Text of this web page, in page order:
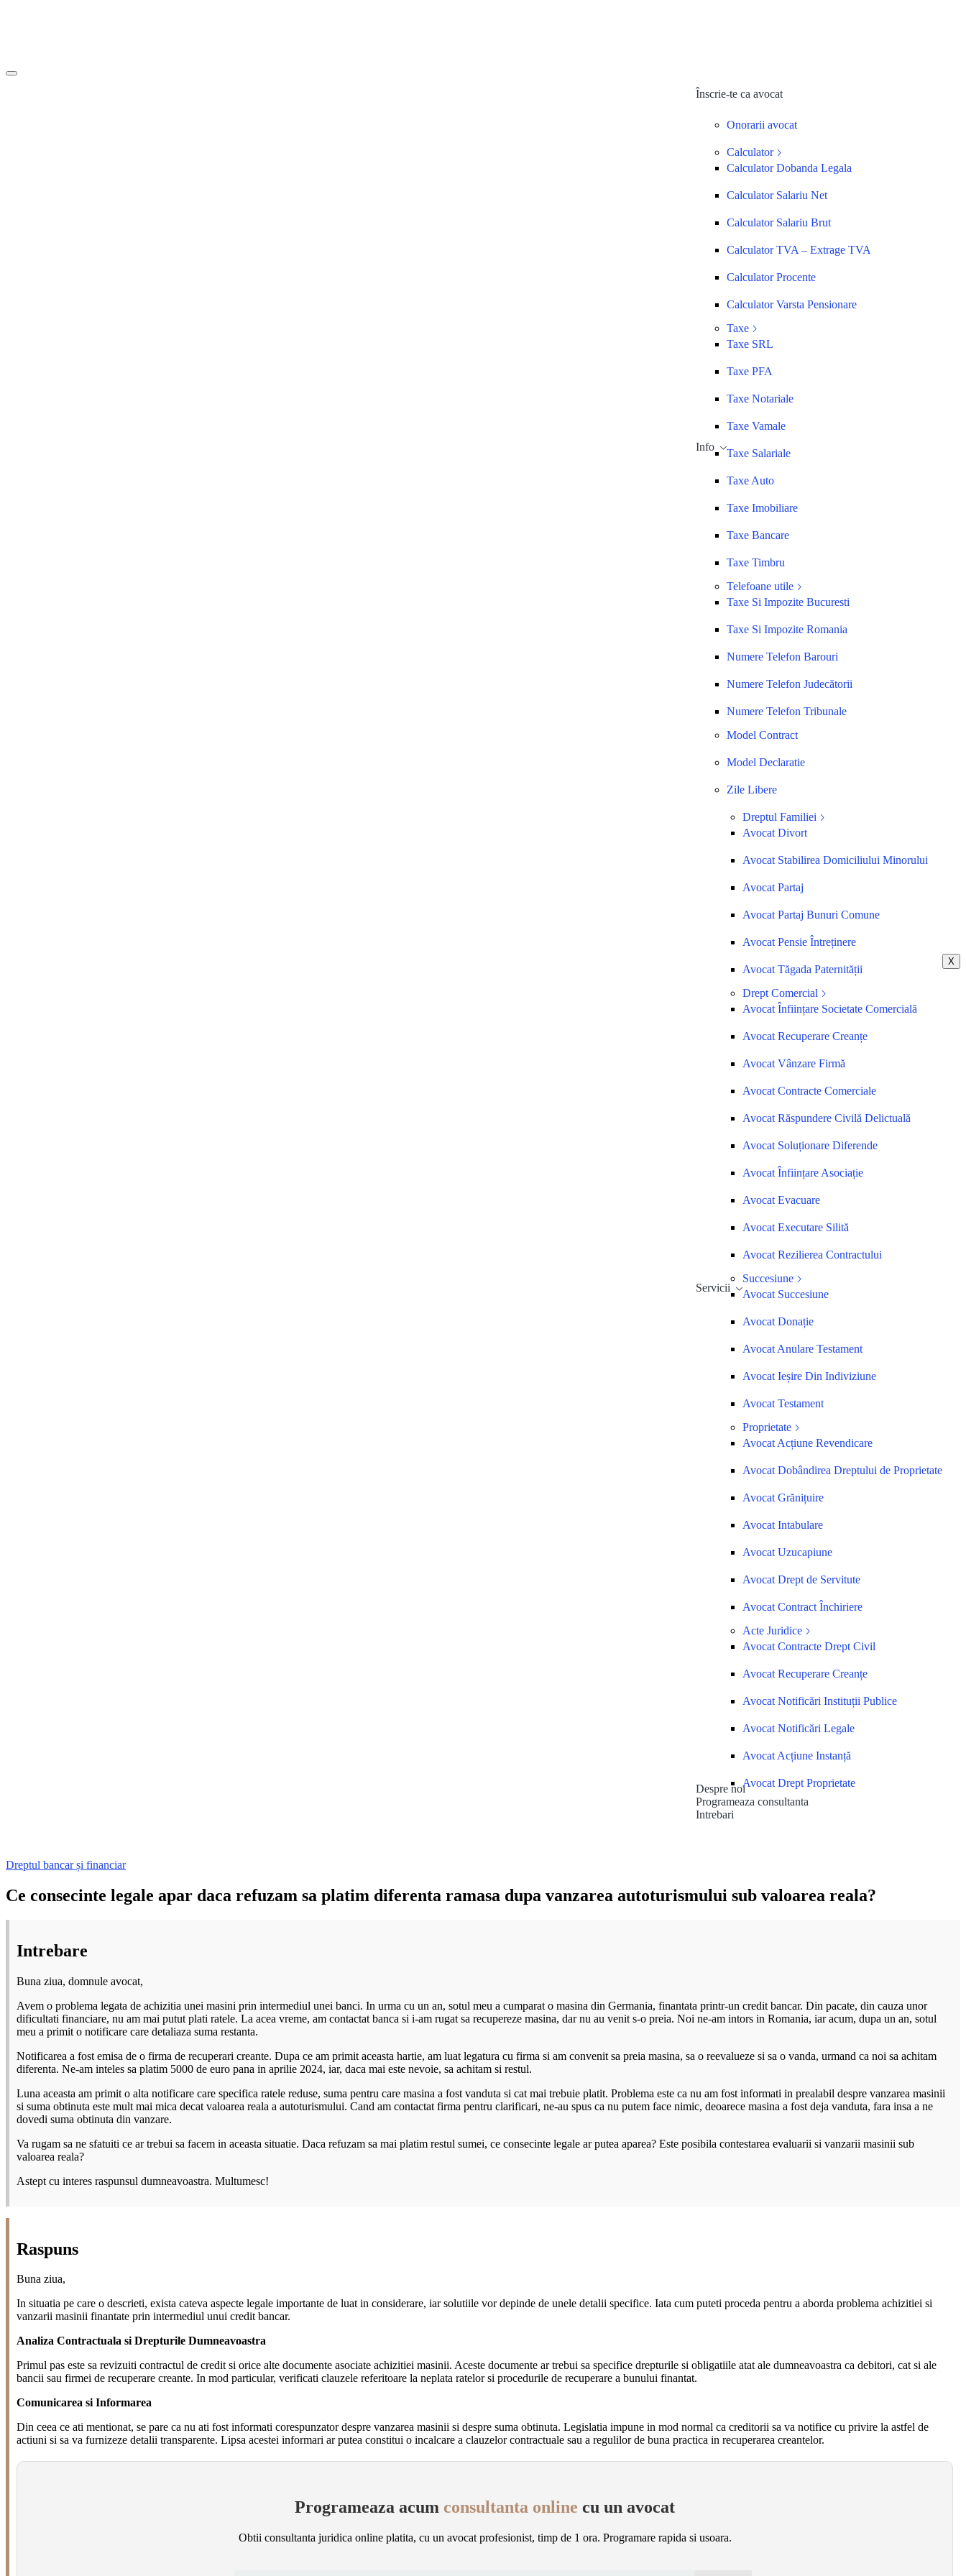
Înscrie-te ca avocat
Info
Onorarii avocat
Calculator
Calculator Dobanda Legala
Calculator Salariu Net
Calculator Salariu Brut
Calculator TVA – Extrage TVA
Calculator Procente
Calculator Varsta Pensionare
Taxe
Taxe SRL
Taxe PFA
Taxe Notariale
Taxe Vamale
Taxe Salariale
Taxe Auto
Taxe Imobiliare
Taxe Bancare
Taxe Timbru
Telefoane utile
Taxe Si Impozite Bucuresti
Taxe Si Impozite Romania
Numere Telefon Barouri
Numere Telefon Judecătorii
Numere Telefon Tribunale
Model Contract
Model Declaratie
Zile Libere
Servicii
Dreptul Familiei
Avocat Divort
Avocat Stabilirea Domiciliului Minorului
Avocat Partaj
Avocat Partaj Bunuri Comune
Avocat Pensie Întreținere
Avocat Tăgada Paternității
Drept Comercial
Avocat Înființare Societate Comercială
Avocat Recuperare Creanțe
Avocat Vânzare Firmă
Avocat Contracte Comerciale
Avocat Răspundere Civilă Delictuală
Avocat Soluționare Diferende
Avocat Înființare Asociație
Avocat Evacuare
Avocat Executare Silită
Avocat Rezilierea Contractului
Succesiune
Avocat Succesiune
Avocat Donație
Avocat Anulare Testament
Avocat Ieșire Din Indiviziune
Avocat Testament
Proprietate
Avocat Acțiune Revendicare
Avocat Dobândirea Dreptului de Proprietate
Avocat Grănițuire
Avocat Intabulare
Avocat Uzucapiune
Avocat Drept de Servitute
Avocat Contract Închiriere
Acte Juridice
Avocat Contracte Drept Civil
Avocat Recuperare Creanțe
Avocat Notificări Instituții Publice
Avocat Notificări Legale
Avocat Acțiune Instanță
Avocat Drept Proprietate
Despre noi
Programeaza consultanta
Intrebari
X
Dreptul bancar și financiar
Ce consecinte legale apar daca refuzam sa platim diferenta ramasa dupa vanzarea autoturismului sub valoarea reala?
Intrebare
Buna ziua, domnule avocat,
Avem o problema legata de achizitia unei masini prin intermediul unei banci. In urma cu un an, sotul meu a cumparat o masina din Germania, finantata printr-un credit bancar. Din pacate, din cauza unor
dificultati financiare, nu am mai putut plati ratele. La acea vreme, am contactat banca si i-am rugat sa recupereze masina, dar nu au venit s-o preia. Noi ne-am intors in Romania, iar acum, dupa un an, sotul
meu a primit o notificare care detaliaza suma restanta.
Notificarea a fost emisa de o firma de recuperari creante. Dupa ce am primit aceasta hartie, am luat legatura cu firma si am convenit sa preia masina, sa o reevalueze si sa o vanda, urmand ca noi sa achitam
diferenta. Ne-am inteles sa platim 5000 de euro pana in aprilie 2024, iar, daca mai este nevoie, sa achitam si restul.
Luna aceasta am primit o alta notificare care specifica ratele reduse, suma pentru care masina a fost vanduta si cat mai trebuie platit. Problema este ca nu am fost informati in prealabil despre vanzarea masinii
si suma obtinuta este mult mai mica decat valoarea reala a autoturismului. Cand am contactat firma pentru clarificari, ne-au spus ca nu putem face nimic, deoarece masina a fost deja vanduta, fara insa a ne
dovedi suma obtinuta din vanzare.
Va rugam sa ne sfatuiti ce ar trebui sa facem in aceasta situatie. Daca refuzam sa mai platim restul sumei, ce consecinte legale ar putea aparea? Este posibila contestarea evaluarii si vanzarii masinii sub
valoarea reala?
Astept cu interes raspunsul dumneavoastra. Multumesc!
Raspuns
Buna ziua,
In situatia pe care o descrieti, exista cateva aspecte legale importante de luat in considerare, iar solutiile vor depinde de unele detalii specifice. Iata cum puteti proceda pentru a aborda problema achizitiei si
vanzarii masinii finantate prin intermediul unui credit bancar.
Analiza Contractuala si Drepturile Dumneavoastra
Primul pas este sa revizuiti contractul de credit si orice alte documente asociate achizitiei masinii. Aceste documente ar trebui sa specifice drepturile si obligatiile atat ale dumneavoastra ca debitori, cat si ale
bancii sau firmei de recuperare creante. In mod particular, verificati clauzele referitoare la neplata ratelor si procedurile de recuperare a bunului finantat.
Comunicarea si Informarea
Din ceea ce ati mentionat, se pare ca nu ati fost informati corespunzator despre vanzarea masinii si despre suma obtinuta. Legislatia impune in mod normal ca creditorii sa va notifice cu privire la astfel de
actiuni si sa va furnizeze detalii transparente. Lipsa acestei informari ar putea constitui o incalcare a clauzelor contractuale sau a regulilor de buna practica in recuperarea creantelor.
Programeaza acum consultanta online cu un avocat
Obtii consultanta juridica online platita, cu un avocat profesionist, timp de 1 ora. Programare rapida si usoara.